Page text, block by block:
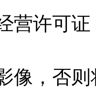
营许可证
像，否